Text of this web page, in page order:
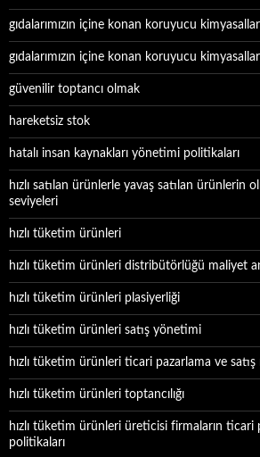
gıdalarımızın içine konan koruyucu kimyasallar
gıdalarımızın içine konan koruyucu
güvenilir toptancı olmak
hareketsiz stok
hatalı insan kaynakları yönetimi politikaları
hızlı satılan ürünlerle yavaş satılan ürünlerin
seviyeleri
hızlı tüketim ürünleri
hızlı tüketim ürünleri distribütörlüğü maliyet
hızlı tüketim ürünleri plasiyerliği
hızlı tüketim ürünleri satış yönetimi
hızlı tüketim ürünleri ticari pazarlama ve
hızlı tüketim ürünleri toptancılığı
hızlı tüketim ürünleri üreticisi firmaların ticari
politikaları